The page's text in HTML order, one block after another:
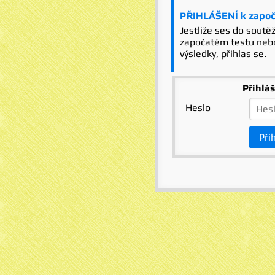
PŘIHLÁŠENÍ k
Jestliže ses do
započatém testu
výsledky, přihlas se.
Heslo